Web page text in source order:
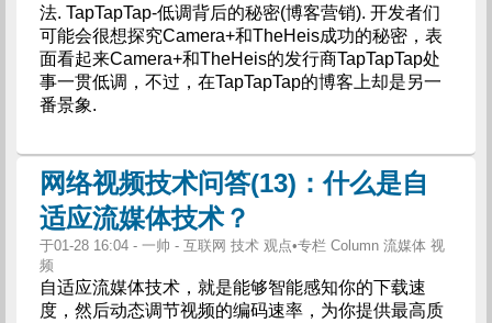
法. TapTapTap-低调背后的秘密(博客营销). 开发者们
可能会很想探究Camera+和TheHeis成功的秘密，表
面看起来Camera+和TheHeis的发行商TapTapTap处
事一贯低调，不过，在TapTapTap的博客上却是另一
番景象.
网络视频技术问答(13)：什么是自
适应流媒体技术？
于01-28 16:04 - 一帅 - 互联网 技术 观点•专栏 Column 流媒体 视
频
自适应流媒体技术，就是能够智能感知你的下载速
度，然后动态调节视频的编码速率，为你提供最高质